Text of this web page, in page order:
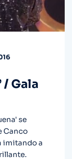
/ Gala
se
Canco
imitando a